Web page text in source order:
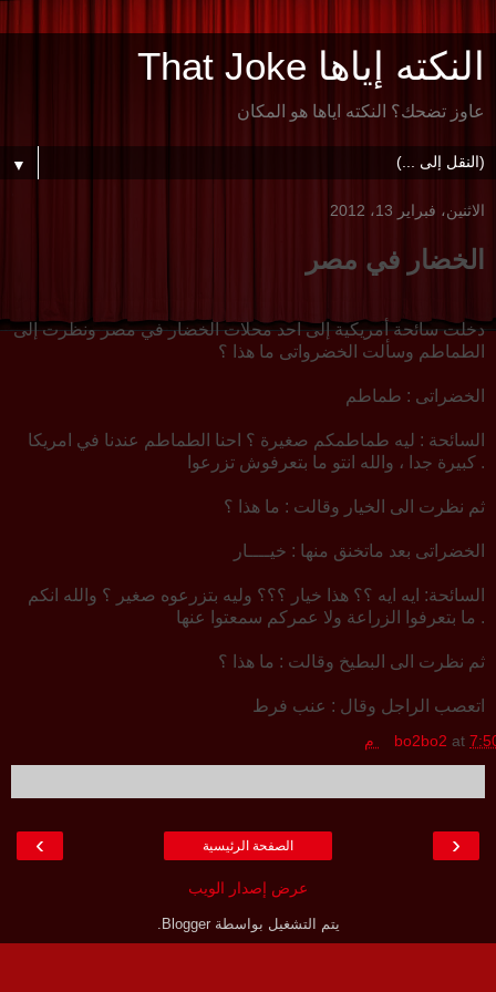
النكته إياها That Joke
عاوز تضحك؟ النكته اياها هو المكان
▼
الاثنين، فبراير 13، 2012
الخضار في مصر
دخلت سائحة أمريكية إلى احد محلات الخضار في مصر ونظرت إلى
الطماطم وسألت الخضرواتى ما هذا ؟
الخضراتى : طماطم
السائحة : ليه طماطمكم صغيرة ؟ احنا الطماطم عندنا في امريكا
كبيرة جدا ، والله انتو ما بتعرفوش تزرعوا .
ثم نظرت الى الخيار وقالت : ما هذا ؟
الخضراتى بعد ماتخنق منها : خيــــار
السائحة: ايه ايه ؟؟ هذا خيار ؟؟؟ وليه بتزرعوه صغير ؟ والله انكم
ما بتعرفوا الزراعة ولا عمركم سمعتوا عنها .
ثم نظرت الى البطيخ وقالت : ما هذا ؟
اتعصب الراجل وقال : عنب فرط
bo2bo2 atم
‹
› الصفحة الرئيسية
عرض إصدار الويب
يتم التشغيل بواسطةBlogger